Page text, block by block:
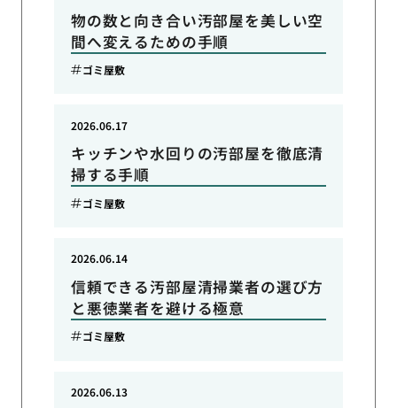
物の数と向き合い汚部屋を美しい空
間へ変えるための手順
ゴミ屋敷
キッチンや水回りの汚部屋を徹底清
掃する手順
2026.06.17
ゴミ屋敷
信頼できる汚部屋清掃業者の選び方
と悪徳業者を避ける極意
2026.06.14
ゴミ屋敷
2026.06.13